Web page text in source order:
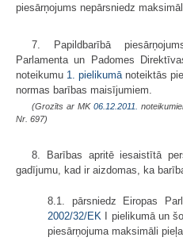
piesārņojums nepārsniedz
7. Papildbarībā
Parlamenta un Padomes
noteikumu 1. pielikumānoteiktās
normas barības maisījumiem.
(Grozīts ar MK 06.12.2011.
Nr. 697)
8. Barības apritē iesaistītā
gadījumu, kad ir aizdomas, ka
8.1. pārsniedz Eiropas
2002/32/EK I pielikumā un
piesārņojuma maksimāli